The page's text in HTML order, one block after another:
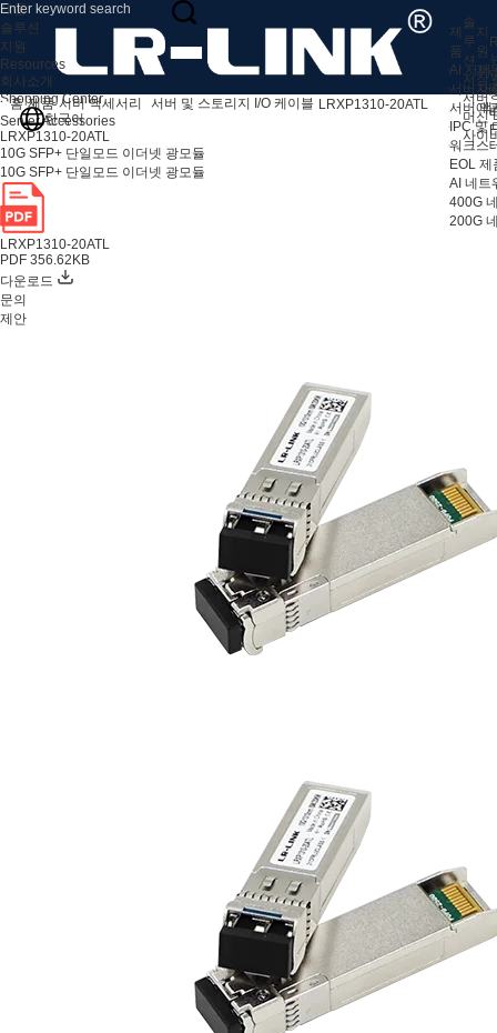
제
품
AI 서버
서버 어
서버 액
IPC 및
워크스
EOL 제
AI 네트
400G
200G
솔
루
션
저장
서버
머신
사이
지
원
지
자
애
제품
솔루션
지원
Resources
회사소개
Shopping Center
한국어
홈 제품 서버 액세서리 서버 및 스토리지 I/O 케이블 LRXP1310-20ATL
Server Accessories
LRXP1310-20ATL
10G SFP+ 단일모드 이더넷 광모듈
10G SFP+ 단일모드 이더넷 광모듈
LRXP1310-20ATL
PDF 356.62KB
다운로드
문의
제안